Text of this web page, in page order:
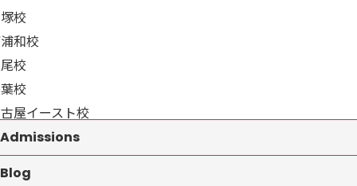
校
和校
校
校
屋イースト校
Admissions
Blog